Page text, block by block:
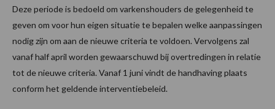
Deze periode is bedoeld om varkenshouders de gelegenheid te
geven om voor hun eigen situatie te bepalen welke aanpassingen
nodig zijn om aan de nieuwe criteria te voldoen. Vervolgens zal
vanaf half april worden gewaarschuwd bij overtredingen in relatie
tot de nieuwe criteria. Vanaf 1 juni vindt de handhaving plaats
conform het geldende interventiebeleid.